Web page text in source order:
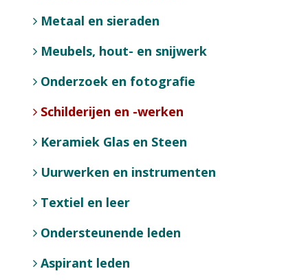
Metaal en sieraden
Meubels, hout- en snijwerk
Onderzoek en fotografie
Schilderijen en -werken
Keramiek Glas en Steen
Uurwerken en instrumenten
Textiel en leer
Ondersteunende leden
Aspirant leden